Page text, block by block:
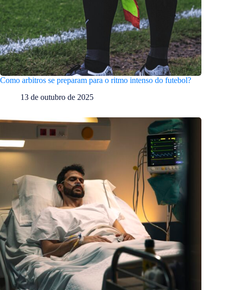
Como arbitros se preparam para o ritmo intenso do futebol?
13 de outubro de 2025